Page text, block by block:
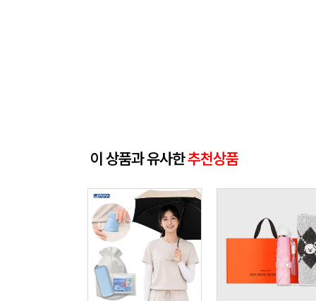
이 상품과 유사한추천상품